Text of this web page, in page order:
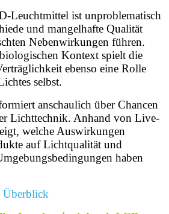
Leuchtmittel ist unproblematisch
und mangelhafte Qualität
Nebenwirkungen führen.
Kontext spielt die
ebenso eine Rolle
selbst.
anschaulich über Chancen
Lichttechnik. Anhand von Live-
welche Auswirkungen
auf Lichtqualität und
haben
Überblick